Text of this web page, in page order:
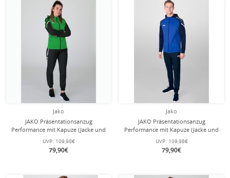
Jako
JAKO Präsentationsanzug
Performance mit Kapuze (Jacke und
Hose) grün/schwarz Herren
UVP: 109,98€
79,90€
Jako
JAKO Präsentationsanzug
Performance mit Kapuze (Jacke und
Hose) royalblau/marineblau Herren
UVP: 109,98€
79,90€